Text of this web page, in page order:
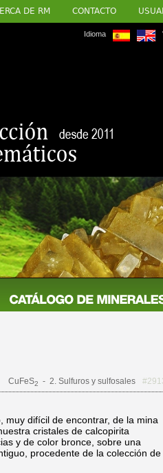
DE RM CONTACTO
Idioma
CuFeS2 - 2. Sulfuros y sulfosales
muy difícil de encontrar, de la mina
cristales de calcopirita
y de color bronce, sobre una
procedente de la colección de